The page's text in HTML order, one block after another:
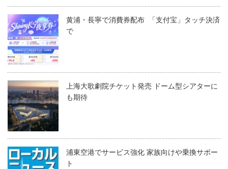
黄浦・長寧で消費券配布 「支付宝」タッチ決済
で
上海大歌劇院チケット発売 ドーム型シアターに
も期待
浦東空港でサービス強化 家族向けや乗換サポー
ト